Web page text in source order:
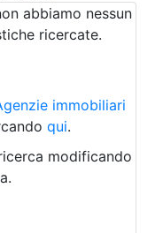
abbiamo nessun
ricercate.
immobiliari
qui.
modificando